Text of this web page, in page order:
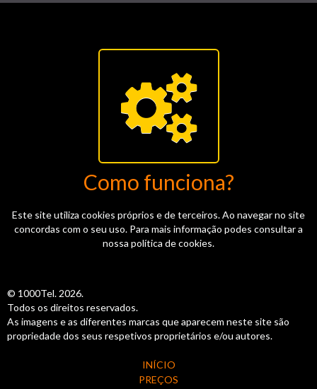
Como funciona?
Este site utiliza cookies próprios e de terceiros. Ao navegar no site
concordas com o seu uso. Para mais informação podes consultar a
nossa política de cookies.
© 1000Tel. 2026.
Todos os direitos reservados.
As imagens e as diferentes marcas que aparecem neste site são
propriedade dos seus respetivos proprietários e/ou autores.
INÍCIO
PREÇOS